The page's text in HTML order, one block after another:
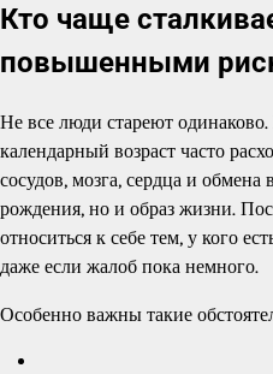
Кто чаще
повышенными
Не все люди стареют
календарный возраст часто
сосудов, мозга, сердца и обмена
рождения, но и образ жизни.
относиться к себе тем, у кого
даже если жалоб пока немного.
Особенно важны такие